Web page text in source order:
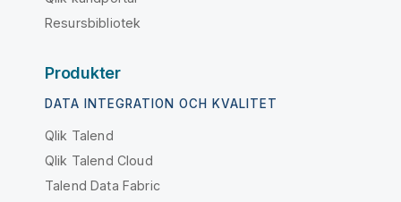
Resursbibliotek
Produkter
DATA INTEGRATION OCH KVALITET
Qlik Talend
Qlik Talend Cloud
Talend Data Fabric